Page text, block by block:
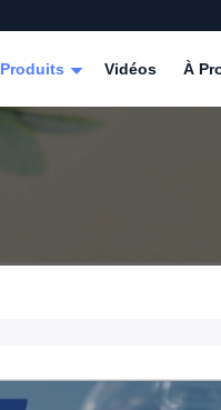
Produits Vidéos À